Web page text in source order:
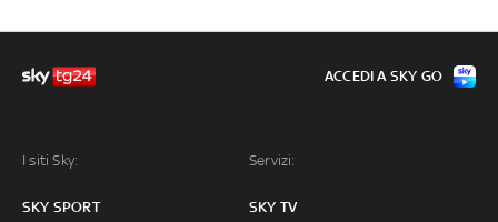
I siti Sky:
SKY SPORT
Servizi:
SKY TV
ACCEDI A SKY GO